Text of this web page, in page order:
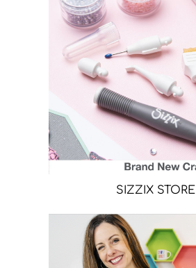
SIZZIX STORE